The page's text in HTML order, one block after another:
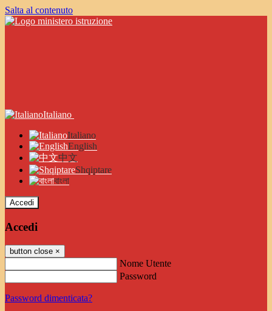
Salta al contenuto
Italiano
Italiano
English
中文
Shqiptare
বাংলা
Accedi
Accedi
button close ×
Nome Utente
Password
Password dimenticata?